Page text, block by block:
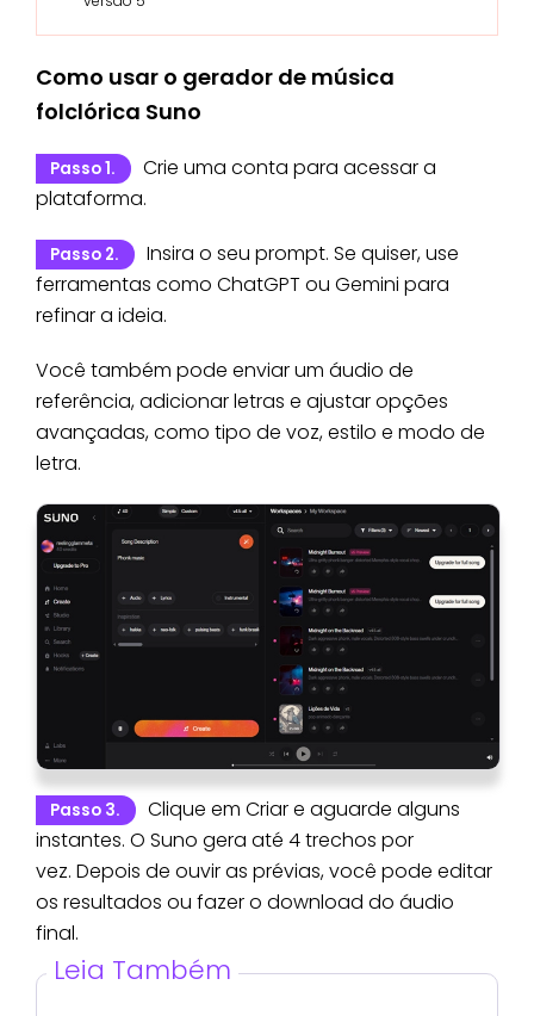
Como usar o gerador de música
folclórica Suno
Passo 1.
Crie uma conta para acessar a
plataforma.
Passo 2.
Insira o seu prompt. Se quiser, use
ferramentas como ChatGPT ou Gemini para
refinar a ideia.
Você também pode enviar um áudio de
referência, adicionar letras e ajustar opções
avançadas, como tipo de voz, estilo e modo de
letra.
Passo 3.
Clique em Criar e aguarde alguns
instantes. O Suno gera até 4 trechos por
vez. Depois de ouvir as prévias, você pode editar
os resultados ou fazer o download do áudio
final.
Leia Também